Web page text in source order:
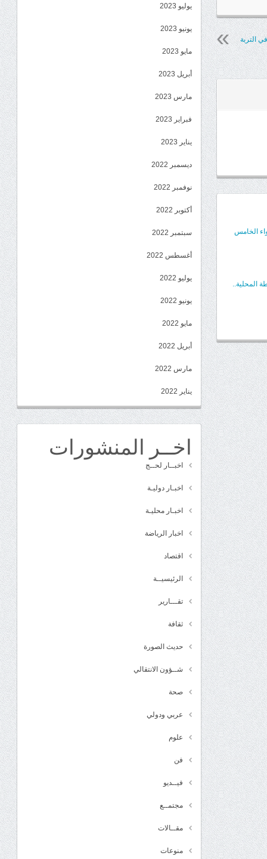
التربة
الخامس
المحلية..
يوليو 2023
يونيو 2023
مايو 2023
أبريل 2023
مارس 2023
فبراير 2023
يناير 2023
ديسمبر 2022
نوفمبر 2022
أكتوبر 2022
سبتمبر 2022
أغسطس 2022
يوليو 2022
يونيو 2022
مايو 2022
أبريل 2022
مارس 2022
يناير 2022
اخــر المنشورات
اخبــار لحــج
اخبـار دوليـة
اخبـار محليـة
اخبار الرياضة
اقتصاد
الرئيسيــة
تقـــارير
ثقافة
حديث الصورة
شــؤون الانتقالي
صحة
عربي ودولي
علوم
فن
فيــديو
مجتمــع
مقــالات
منوعات